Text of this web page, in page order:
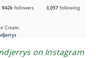
on Instagram